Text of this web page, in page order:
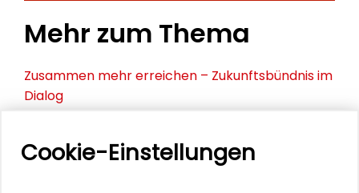
Mehr zum Thema
Zusammen mehr erreichen – Zukunftsbündnis im
Dialog
Cookie-Einstellungen